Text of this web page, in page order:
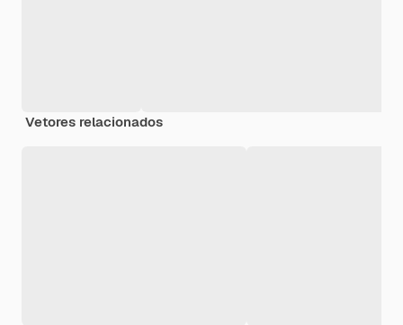
Vetores relacionados